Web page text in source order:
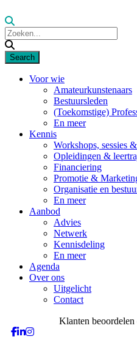
Voor wie
Amateurkunstenaars
Bestuursleden
(Toekomstige)
En meer
Kennis
Workshops, sessies
Opleidingen &
Financiering
Promotie &
Organisatie en
En meer
Aanbod
Advies
Netwerk
Kennisdeling
En meer
Agenda
Over ons
Uitgelicht
Contact
Klanten beoordelen